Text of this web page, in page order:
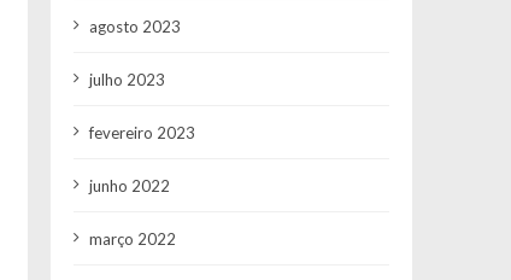
agosto 2023
julho 2023
fevereiro 2023
junho 2022
março 2022